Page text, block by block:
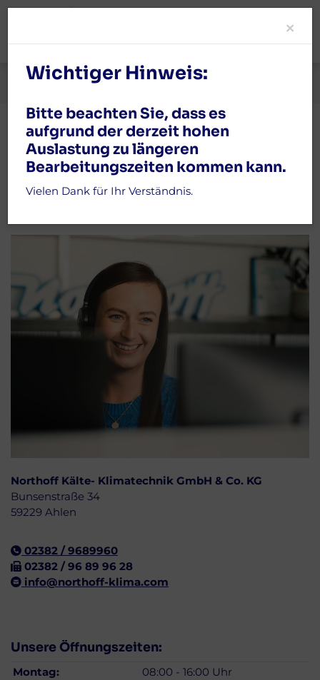
Kontakt
So finden Sie uns
Wir freuen uns auf Ihre
Northoff Kälte- Klimatechnik GmbH & Co. KG
Bunsenstraße 34
59229 Ahlen
02382 / 9689960
02382 / 96 89 96 28
info@northoff-klima.com
Unsere Öffnungszeiten:
Montag:
08:00 - 16:00 Uhr
Systeme & Technik
Ablauf & Service
Branchenlösungen
Fachplaner:innen
×
Wichtiger Hinweis:
Bitte beachten Sie, dass es
aufgrund der derzeit hohen
Auslastung zu längeren
Bearbeitungszeiten kommen kann.
Vielen Dank für Ihr Verständnis.